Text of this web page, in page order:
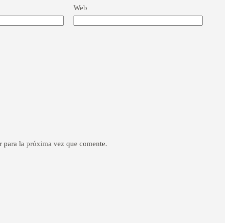
Web
para la próxima vez que comente.